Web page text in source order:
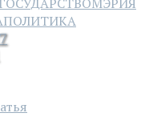
ПОЛИТИКА
7